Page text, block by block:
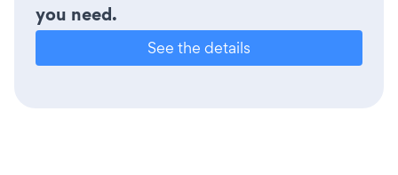
you need.
See the details